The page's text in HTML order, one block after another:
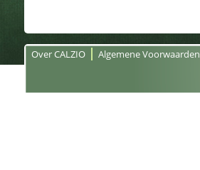
Over CALZIO Algemene Voorwaarden